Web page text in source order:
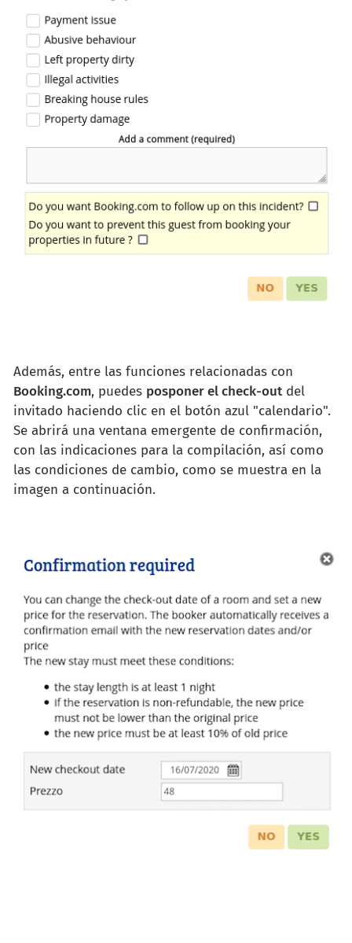
Además, entre las funciones relacionadas con
Booking.com, puedes posponer el check-outdel
invitado haciendo clic en el botón azul "calendario".
Se abrirá una ventana emergente de confirmación,
con las indicaciones para la compilación, así como
las condiciones de cambio, como se muestra en la
imagen a continuación.